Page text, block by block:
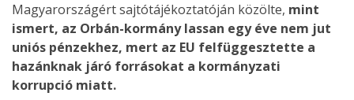
Magyarországért sajtótájékoztatóján közölte, mint
ismert, az Orbán-kormány lassan egy éve nem jut
uniós pénzekhez, mert az EU felfüggesztette a
hazánknak járó forrásokat a kormányzati
korrupció miatt.